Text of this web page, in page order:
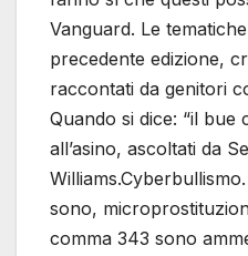
Vanguard. Le
precedente edizione,
raccontati da genitori
Quando si dice: “il bue
all’asino, ascoltati da
sono,
comma 343 sono